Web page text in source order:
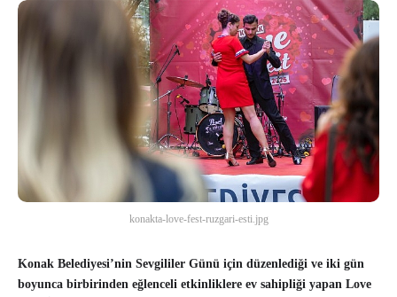
konakta-love-fest-ruzgari-esti.jpg
Konak Belediyesi’nin Sevgililer Günü için düzenlediği ve iki gün
boyunca birbirinden eğlenceli etkinliklere ev sahipliği yapan Love